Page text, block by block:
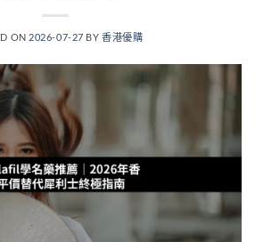
ON 2026-07-27 BY香港優購